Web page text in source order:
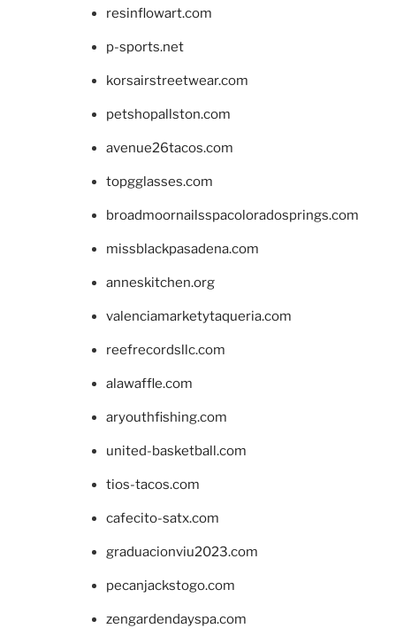
resinflowart.com
p-sports.net
korsairstreetwear.com
petshopallston.com
avenue26tacos.com
topgglasses.com
broadmoornailsspacoloradosprings.com
missblackpasadena.com
anneskitchen.org
valenciamarketytaqueria.com
reefrecordsllc.com
alawaffle.com
aryouthfishing.com
united-basketball.com
tios-tacos.com
cafecito-satx.com
graduacionviu2023.com
pecanjackstogo.com
zengardendayspa.com